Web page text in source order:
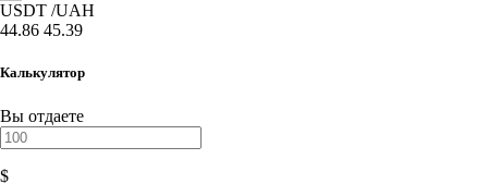
USDT /UAH
44.86 45.39
Калькулятор
Вы отдаете
$